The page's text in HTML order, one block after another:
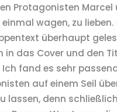
Protagonisten Marcel
wagen, zu
überhaupt
in das Cover und den
fand es sehr
auf einem Seil
lassen, denn